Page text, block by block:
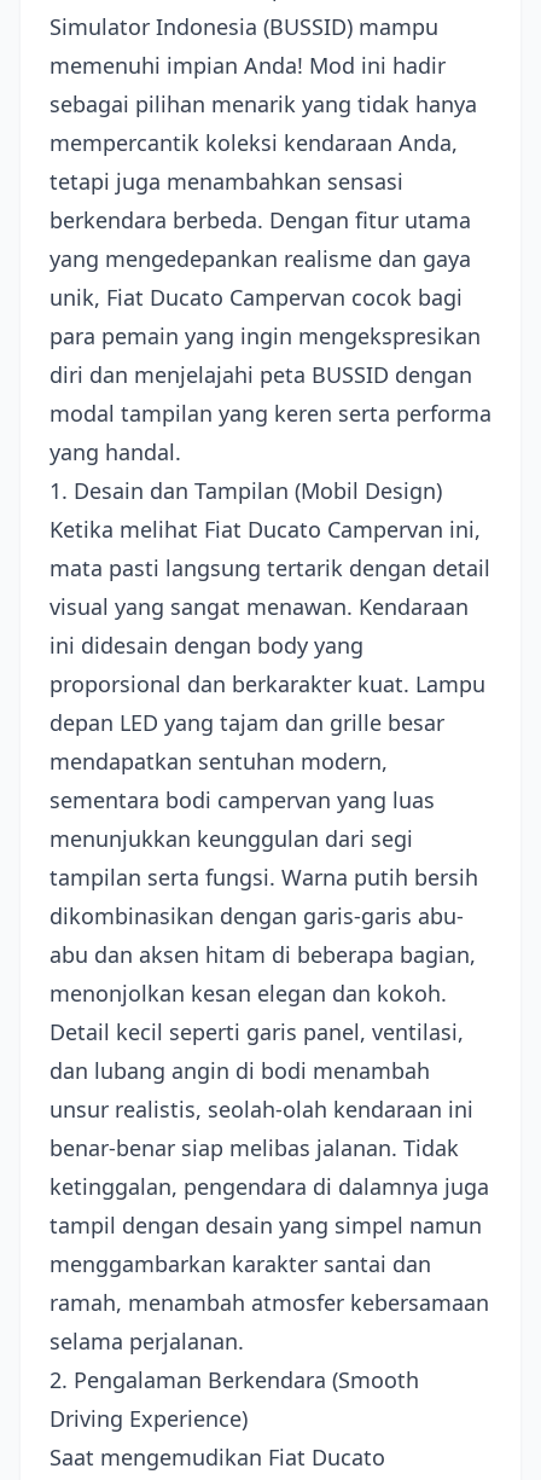
Simulator Indonesia (BUSSID) mampu
memenuhi impian Anda! Mod ini hadir
sebagai pilihan menarik yang tidak hanya
mempercantik koleksi kendaraan Anda,
tetapi juga menambahkan sensasi
berkendara berbeda. Dengan fitur utama
yang mengedepankan realisme dan gaya
unik, Fiat Ducato Campervan cocok bagi
para pemain yang ingin mengekspresikan
diri dan menjelajahi peta BUSSID dengan
modal tampilan yang keren serta performa
yang handal.
1. Desain dan Tampilan (Mobil Design)
Ketika melihat Fiat Ducato Campervan ini,
mata pasti langsung tertarik dengan detail
visual yang sangat menawan. Kendaraan
ini didesain dengan body yang
proporsional dan berkarakter kuat. Lampu
depan LED yang tajam dan grille besar
mendapatkan sentuhan modern,
sementara bodi campervan yang luas
menunjukkan keunggulan dari segi
tampilan serta fungsi. Warna putih bersih
dikombinasikan dengan garis-garis abu-
abu dan aksen hitam di beberapa bagian,
menonjolkan kesan elegan dan kokoh.
Detail kecil seperti garis panel, ventilasi,
dan lubang angin di bodi menambah
unsur realistis, seolah-olah kendaraan ini
benar-benar siap melibas jalanan. Tidak
ketinggalan, pengendara di dalamnya juga
tampil dengan desain yang simpel namun
menggambarkan karakter santai dan
ramah, menambah atmosfer kebersamaan
selama perjalanan.
2. Pengalaman Berkendara (Smooth
Driving Experience)
Saat mengemudikan Fiat Ducato